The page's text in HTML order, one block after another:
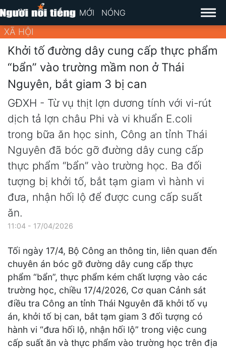
MỚI NÓNG
XÃ HỘI
Khởi tố đường dây cung cấp thực phẩm
“bẩn” vào trường mầm non ở Thái
Nguyên, bắt giam 3 bị can
GĐXH - Từ vụ thịt lợn dương tính với vi-rút
dịch tả lợn châu Phi và vi khuẩn E.coli
trong bữa ăn học sinh, Công an tỉnh Thái
Nguyên đã bóc gỡ đường dây cung cấp
thực phẩm “bẩn” vào trường học. Ba đối
tượng bị khởi tố, bắt tạm giam vì hành vi
đưa, nhận hối lộ để được cung cấp suất
ăn.
11:04 - 17/04/2026
Tối ngày 17/4, Bộ Công an thông tin, liên quan đến
chuyên án bóc gỡ đường dây cung cấp thực
phẩm “bẩn”, thực phẩm kém chất lượng vào các
trường học, chiều 17/4/2026, Cơ quan Cảnh sát
điều tra Công an tỉnh Thái Nguyên đã khởi tố vụ
án, khởi tố bị can, bắt tạm giam 3 đối tượng có
hành vi “đưa hối lộ, nhận hối lộ” trong việc cung
cấp suất ăn và thực phẩm vào trường học trên địa